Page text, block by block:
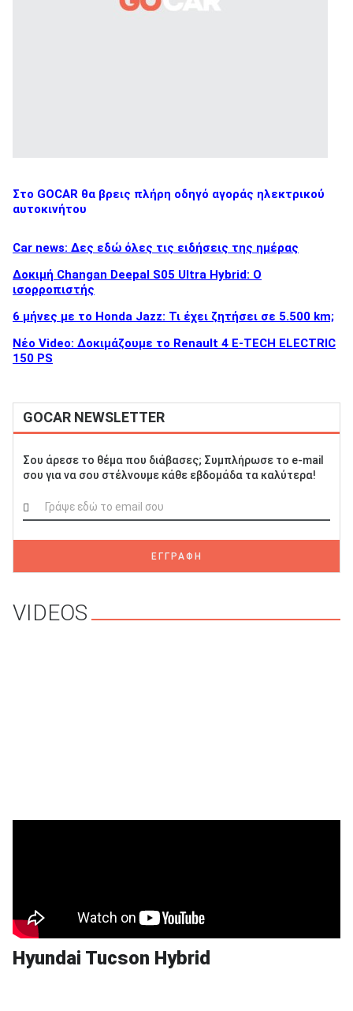
Στο GOCAR θα βρεις πλήρη οδηγό αγοράς ηλεκτρικού
αυτοκινήτου
Car news: Δες εδώ όλες τις ειδήσεις της ημέρας
Δοκιμή Changan Deepal S05 Ultra Hybrid: Ο
ισορροπιστής
6 μήνες με το Honda Jazz: Τι έχει ζητήσει σε 5.500 km;
Νέο Video: Δοκιμάζουμε το Renault 4 E-TECH ELECTRIC
150 PS
GOCAR NEWSLETTER
Σου άρεσε το θέμα που διάβασες; Συμπλήρωσε το e-mail
σου για να σου στέλνουμε κάθε εβδομάδα τα καλύτερα!
ΕΓΓΡΑΦΗ
VIDEOS
Hyundai Tucson Hybrid